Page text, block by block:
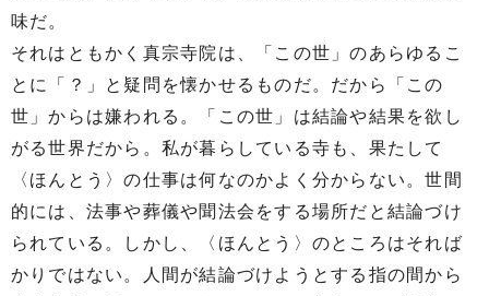
味だ。
それはともかく真宗寺院は、「この世」のあらゆるこ
とに「？」と疑問を懐かせるものだ。だから「この
世」からは嫌われる。「この世」は結論や結果を欲し
がる世界だから。私が暮らしている寺も、果たして
〈ほんとう〉の仕事は何なのかよく分からない。世間
的には、法事や葬儀や聞法会をする場所だと結論づけ
られている。しかし、〈ほんとう〉のところはそれば
かりではない。人間が結論づけようとする指の間から